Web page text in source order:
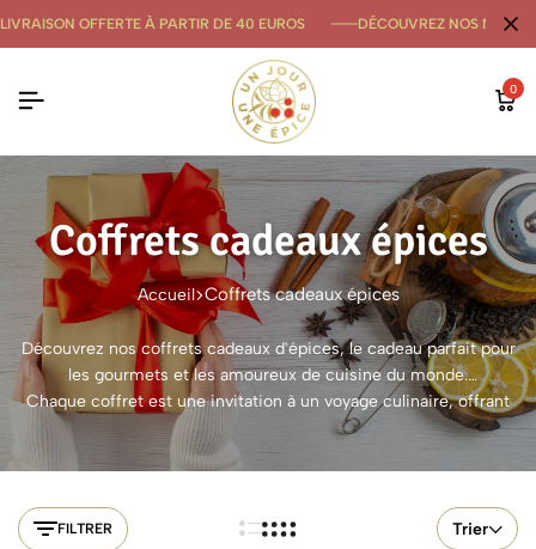
LIVRAISON OFFERTE À PARTIR DE 40 EUROS DÉCOUVREZ NOS
0
Coffrets cadeaux épices
Accueil Coffrets cadeaux épices
Découvrez nos coffrets cadeaux d'épices, le cadeau parfait pour
les gourmets et les amoureux de cuisine du monde.
Chaque coffret est une invitation à un voyage culinaire, offrant
une sélection soigneusement choisie d'épices et de mélanges
exclusifs.
FILTRER Trier